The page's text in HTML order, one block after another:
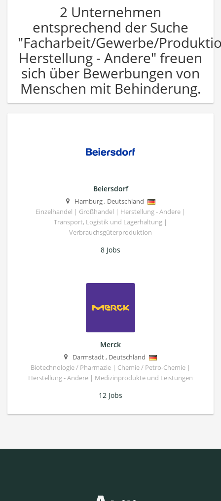
2 Unternehmen
entsprechend der Suche
"Facharbeit/Gewerbe/
Herstellung - Andere" freuen
sich über Bewerbungen von
Menschen mit Behinderung.
Beiersdorf
Hamburg, Deutschland
Einzelhandel | Großhandel | Herstellung - Andere |
Transport, Logistik und Lagerhaltung |
Verbrauchsgüterproduktion
8 Jobs
Merck
Darmstadt, Deutschland
Biotechnologie / Pharmazie | Chemie / Petro-Chemie |
Herstellung - Andere | Medizinprodukte und Leistungen
12 Jobs